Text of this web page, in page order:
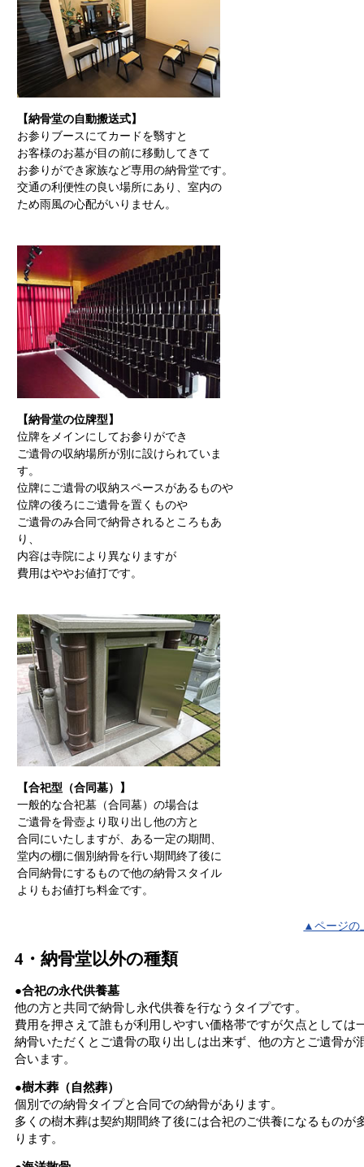
【納骨堂の自動搬送式】
お参りブースにてカードを翳すと
お客様のお墓が目の前に移動してきて
お参りができ家族など専用の納骨堂です。
交通の利便性の良い場所にあり、室内の
ため雨風の心配がいりません。
【納骨堂の位牌型】
位牌をメインにしてお参りができ
ご遺骨の収納場所が別に設けられていま
す。
位牌にご遺骨の収納スペースがあるものや
位牌の後ろにご遺骨を置くものや
ご遺骨のみ合同で納骨されるところもあ
り、
内容は寺院により異なりますが
費用はややお値打です。
【合祀型（合同墓）】
一般的な合祀墓（合同墓）の場合は
ご遺骨を骨壺より取り出し他の方と
合同にいたしますが、ある一定の期間、
堂内の棚に個別納骨を行い期間終了後に
合同納骨にするもので他の納骨スタイル
よりもお値打ち料金です。
▲ページの
4・納骨堂以外の種類
●合祀の永代供養墓
他の方と共同で納骨し永代供養を行なうタイプです。
費用を押さえて誰もが利用しやすい価格帯ですが欠点としては
納骨いただくとご遺骨の取り出しは出来ず、他の方とご遺骨が
合います。
●樹木葬（自然葬）
個別での納骨タイプと合同での納骨があります。
多くの樹木葬は契約期間終了後には合祀のご供養になるものが
ります。